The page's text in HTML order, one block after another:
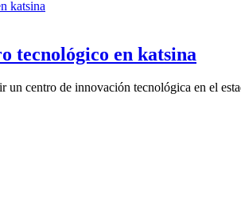
tecnológico en katsina
un centro de innovación tecnológica en el